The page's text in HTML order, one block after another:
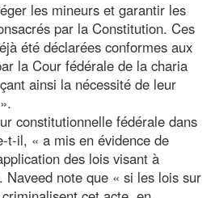
les mineurs et garantir les
par la Constitution. Ces
été déclarées conformes aux
la Cour fédérale de la charia
ainsi la nécessité de leur
constitutionnelle fédérale dans
t-il, « a mis en évidence de
des lois visant à
Naveed note que « si les lois sur